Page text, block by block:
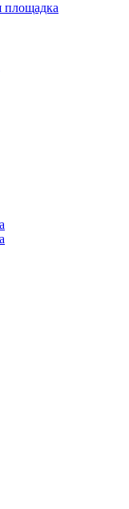
площадка